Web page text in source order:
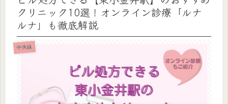
クリニック10選！オンライン診療「ルナ
ルナ」も徹底解説
中央線